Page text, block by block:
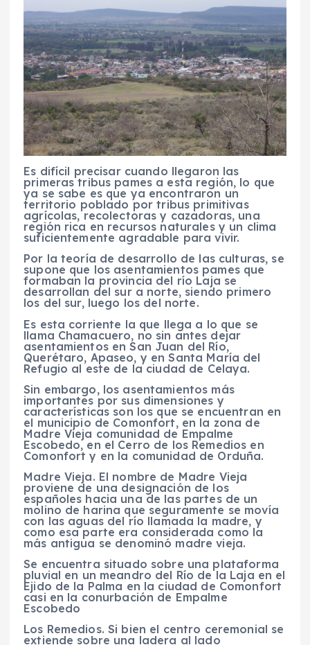
Es difícil precisar cuando llegaron las
primeras tribus pames a esta región, lo que
ya se sabe es que ya encontraron un
territorio poblado por tribus primitivas
agrícolas, recolectoras y cazadoras, una
región rica en recursos naturales y un clima
suficientemente agradable para vivir.
Por la teoría de desarrollo de las culturas, se
supone que los asentamientos pames que
formaban la provincia del río Laja se
desarrollan del sur a norte, siendo primero
los del sur, luego los del norte.
Es esta corriente la que llega a lo que se
llama Chamacuero, no sin antes dejar
asentamientos en San Juan del Río,
Querétaro, Apaseo, y en Santa María del
Refugio al este de la ciudad de Celaya.
Sin embargo, los asentamientos más
importantes por sus dimensiones y
características son los que se encuentran en
el municipio de Comonfort, en la zona de
Madre Vieja comunidad de Empalme
Escobedo, en el Cerro de los Remedios en
Comonfort y en la comunidad de Orduña.
Madre Vieja. El nombre de Madre Vieja
proviene de una designación de los
españoles hacia una de las partes de un
molino de harina que seguramente se movía
con las aguas del río llamada la madre, y
como esa parte era considerada como la
más antigua se denominó madre vieja.
Se encuentra situado sobre una plataforma
pluvial en un meandro del Río de la Laja en el
Ejido de la Palma en la ciudad de Comonfort
casi en la conurbación de Empalme
Escobedo
Los Remedios. Si bien el centro ceremonial se
extiende sobre una ladera al lado